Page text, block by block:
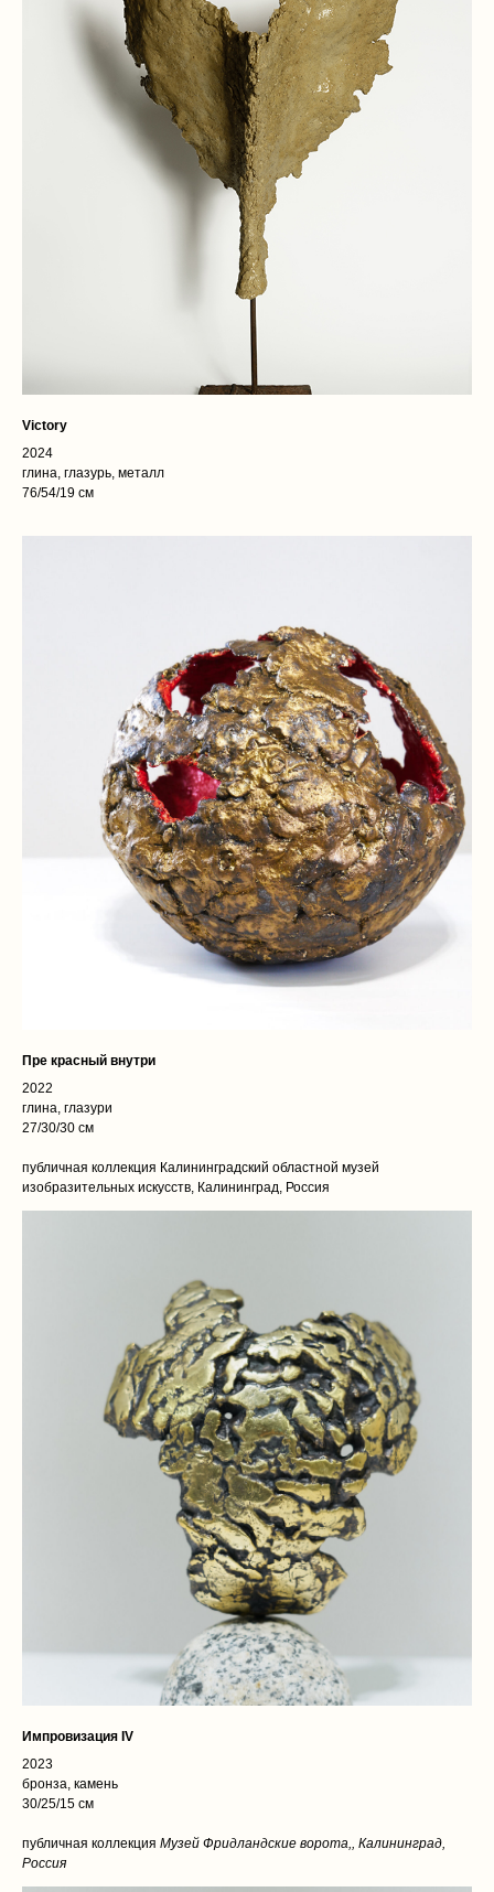
Victory
2024
глина, глазурь, металл
76/54/19 см
Пре красный внутри
2022
глина, глазури
27/30/30 см
публичная коллекция Калининградский областной музей
изобразительных искусств, Калининград, Россия
Импровизация IV
2023
бронза, камень
30/25/15 см
публичная коллекция Музей Фридландские ворота,, Калининград,
Россия